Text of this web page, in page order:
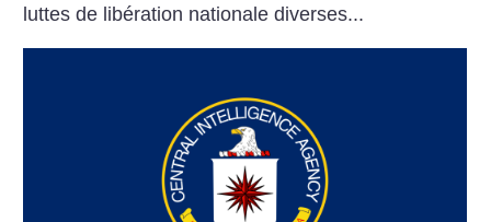
luttes de libération nationale diverses...